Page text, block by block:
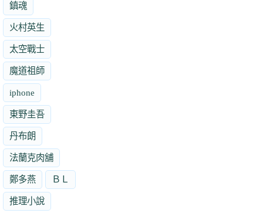
鎮魂
火村英生
太空戰士
魔道祖師
iphone
東野圭吾
丹布朗
法蘭克肉舖
鄭多燕 ＢＬ
推理小說